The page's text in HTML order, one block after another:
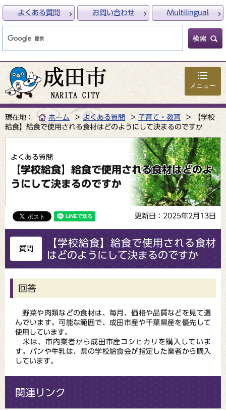
メニュー
よくある質問 お問い合わせ Multilingual
現在地： ホーム よくある質問 子育て・教育
【学校
給食】給食で使用される食材はどのようにして決まるのですか
よくある質問
【学校給食】給食で使用される食材はどのよ
うにして決まるのですか
更新日：2025年2月13日
質問
【学校給食】給食で使用される食材
はどのようにして決まるのですか
回答
野菜や肉類などの食材は、毎月、価格や品質などを見て選
んでいます。可能な範囲で、成田市産や千葉県産を優先して
使用しています。
米は、市内業者から成田市産コシヒカリを購入していま
す。パンや牛乳は、県の学校給食会が指定した業者から購入
しています。
関連リンク